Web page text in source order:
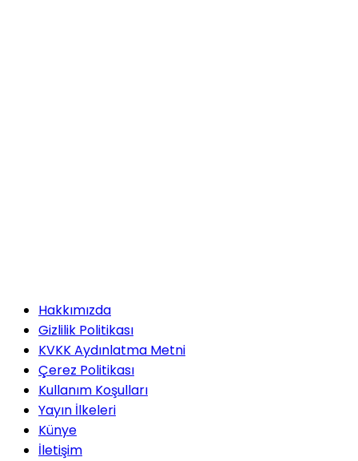
Hakkımızda
Gizlilik Politikası
KVKK Aydınlatma Metni
Çerez Politikası
Kullanım Koşulları
Yayın İlkeleri
Künye
İletişim